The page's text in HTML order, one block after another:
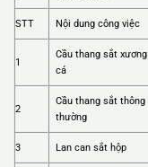
STT Nội dung công việc
1
Cầu thang sắt xương
cá
2
Cầu thang sắt thông
thường
3 Lan can sắt hộp